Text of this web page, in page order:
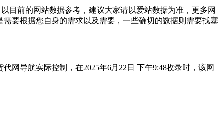
目前的网站数据参考，建议大家请以爱站数据为准，更多网
要根据您自身的需求以及需要，一些确切的数据则需要找塞
网导航实际控制，在2025年6月22日 下午9:48收录时，该网